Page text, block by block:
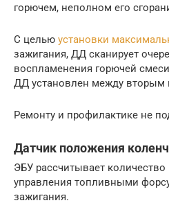
горючем, неполном его
С целью установки
зажигания, ДД сканирует
воспламенения горючей
ДД установлен между вторым
Ремонту и профилактике не
Датчик положения
ЭБУ рассчитывает
управления топливными
зажигания.